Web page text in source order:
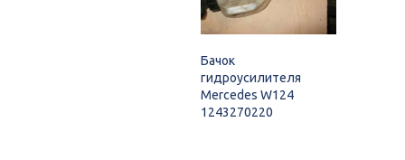
Бачок
гидроусилителя
Mercedes W124
1243270220